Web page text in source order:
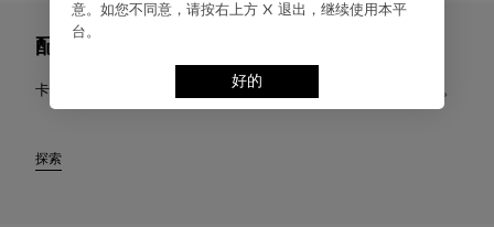
配送与退货
卡地亚提供免费配送服务。您有权在签收之日起30天内申请退货。
探索
意。如您不同意，请按右上⽅ X 退出，继续使⽤本平
台。
好的